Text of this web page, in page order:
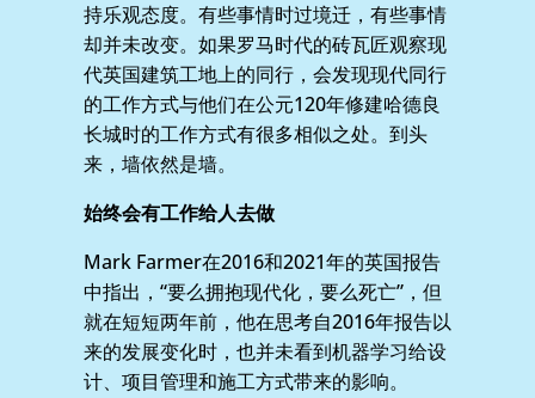
持乐观态度。有些事情时过境迁，有些事情
却并未改变。如果罗马时代的砖瓦匠观察现
代英国建筑工地上的同行，会发现现代同行
的工作方式与他们在公元120年修建哈德良
长城时的工作方式有很多相似之处。到头
来，墙依然是墙。
始终会有工作给人去做
Mark Farmer在2016和2021年的英国报告
中指出，“要么拥抱现代化，要么死亡”，但
就在短短两年前，他在思考自2016年报告以
来的发展变化时，也并未看到机器学习给设
计、项目管理和施工方式带来的影响。